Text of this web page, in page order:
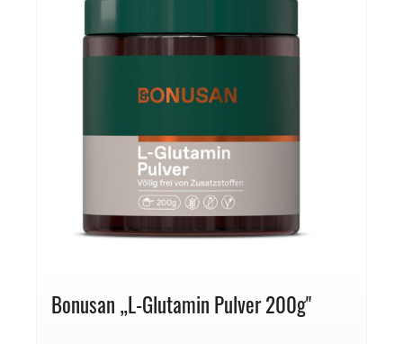
Bonusan „L-Glutamin Pulver 200g"